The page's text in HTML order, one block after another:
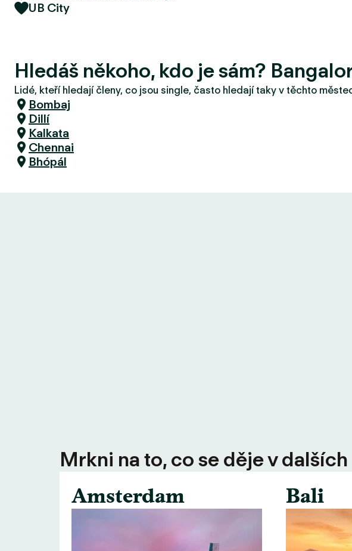
UB City
Hledáš někoho, kdo je sám?
Lidé, kteří hledají členy, co jsou single, často hledají taky v těchto
Bombaj
Dillí
Kalkata
Chennai
Bhópál
Mrkni na to, co se děje v
Amsterdam
Bali